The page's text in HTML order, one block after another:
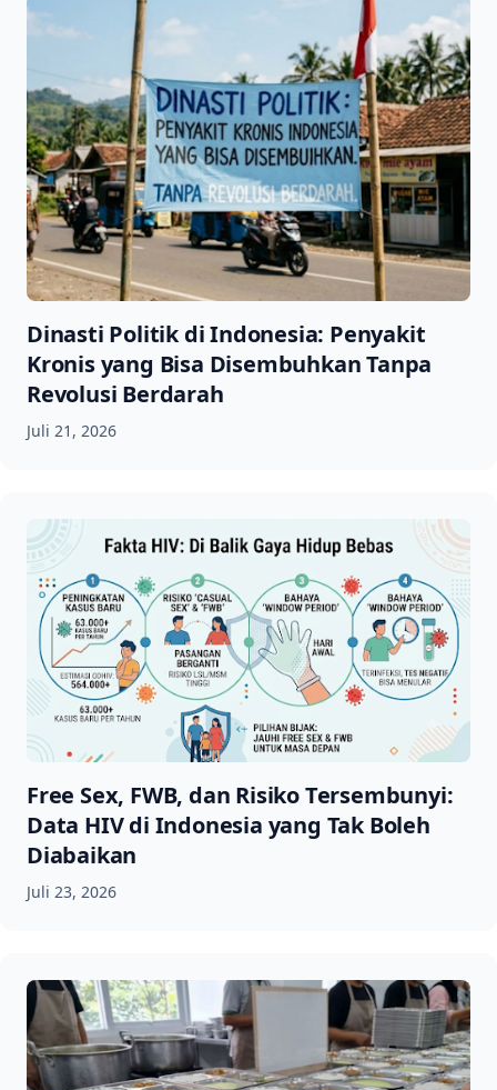
Dinasti Politik di Indonesia: Penyakit
Kronis yang Bisa Disembuhkan Tanpa
Revolusi Berdarah
Juli 21, 2026
Free Sex, FWB, dan Risiko Tersembunyi:
Data HIV di Indonesia yang Tak Boleh
Diabaikan
Juli 23, 2026